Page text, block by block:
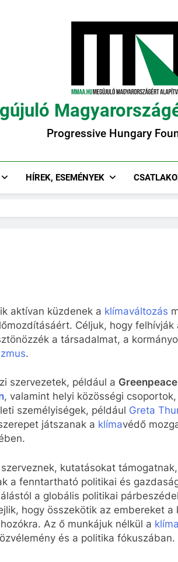
Progressive Hungary
HÍREK, ESEMÉNYEK
aktívan küzdenek a klímaváltozás
Céljuk, hogy felhívják
a társadalmat, a
.
szervezetek, például a Greenpeace
, valamint helyi közösségi
személyiségek, például Greta
játszanak a klímavédő
kutatásokat
a fenntartható politikai és
a globális politikai
hogy összekötik az embereket a
Az ő munkájuk nélkül a
és a politika fókuszában.